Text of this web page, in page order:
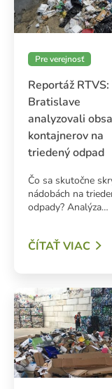
Pre verejnosť
Reportáž RTVS:
Bratislave
analyzovali
kontajnerov na
triedený odpad
Čo sa skutočne
nádobách na
odpady? Analýza…
ČÍTAŤ VIAC